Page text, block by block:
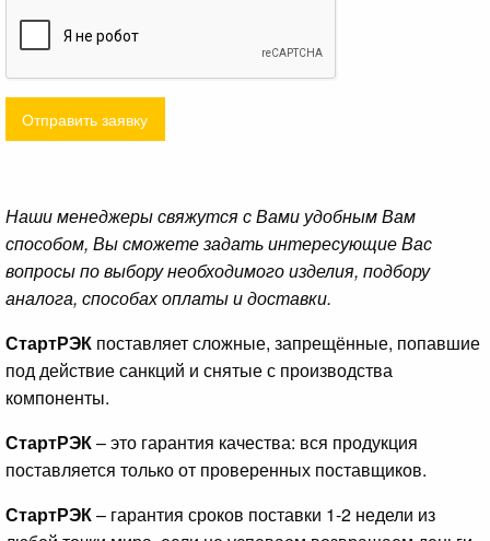
Отправить заявку
Наши менеджеры свяжутся с Вами удобным Вам
способом, Вы сможете задать интересующие Вас
вопросы по выбору необходимого изделия, подбору
аналога, способах оплаты и доставки.
СтартРЭК поставляет сложные, запрещённые, попавшие
под действие санкций и снятые с производства
компоненты.
СтартРЭК– это гарантия качества: вся продукция
поставляется только от проверенных поставщиков.
СтартРЭК– гарантия сроков поставки 1-2 недели из